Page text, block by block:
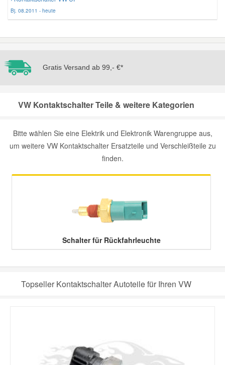
Bj. 08.2011 - heute
Gratis Versand ab 99,- €*
VW Kontaktschalter Teile & weitere Kategorien
Bitte wählen Sie eine Elektrik und Elektronik Warengruppe aus,
um weitere VW Kontaktschalter Ersatzteile und Verschleißteile zu
finden.
Schalter für Rückfahrleuchte
Topseller Kontaktschalter Autoteile für Ihren VW